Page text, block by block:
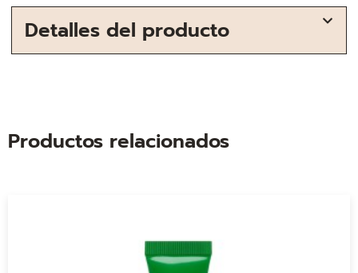
Detalles del producto
Productos relacionados